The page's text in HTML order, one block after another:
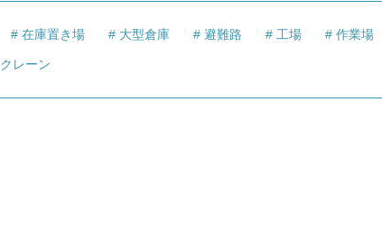
在庫置き場 大型倉庫 避難路 工場 作業場
クレーン